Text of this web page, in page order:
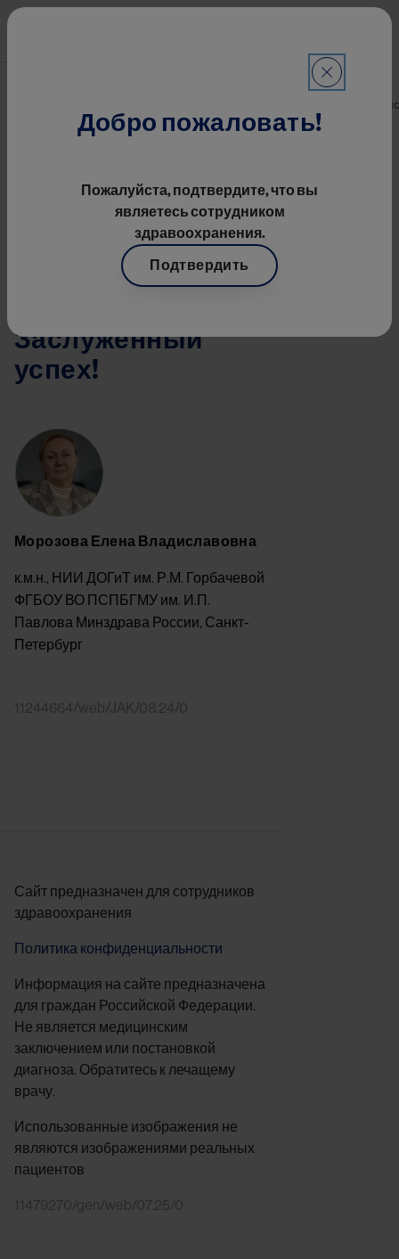
Перейти к основному
Объединенный VII Конгресс Гематологов И IV Конгресс
10 лет вместе с
Заслуженный
успех!
Image
Морозова Елена Владиславовна
к.м.н., НИИ ДОГиТ им. Р.М. Горбачевой
ФГБОУ ВО ПСПБГМУ им. И.П.
Павлова Минздрава России, Санкт-
ПетербургSomething went
again later.
11244664/web/JAK/08.24/0
Сайт предназначен для сотрудников
здравоохранения
Политика конфиденциальности
Информация на сайте предназначена
для граждан Российской Федерации.
Не является медицинским
заключением или постановкой
диагноза. Обратитесь к лечащему
врачу.
Использованные изображения не
являются изображениями реальных
пациентов
11479270/gen/web/07.25/0
Добро пожаловать!
Пожалуйста, подтвердите, что вы
являетесь сотрудником
здравоохранения.
Подтвердить